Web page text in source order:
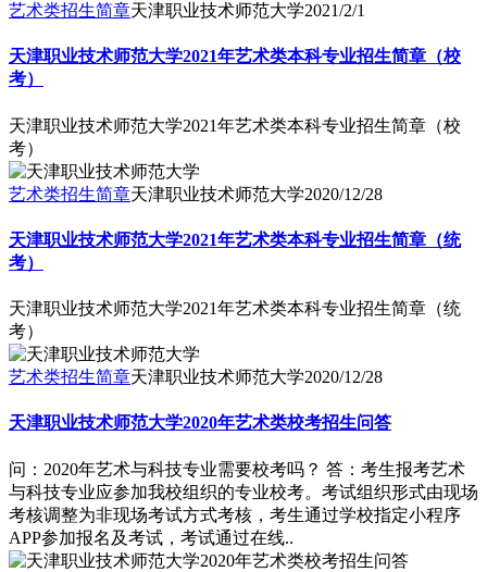
艺术类招生简章天津职业技术师范大学2021/2/1
天津职业技术师范大学2021年艺术类本科专业招生简章（校
考）
天津职业技术师范大学2021年艺术类本科专业招生简章（校
考）
艺术类招生简章天津职业技术师范大学2020/12/28
天津职业技术师范大学2021年艺术类本科专业招生简章（统
考）
天津职业技术师范大学2021年艺术类本科专业招生简章（统
考）
艺术类招生简章天津职业技术师范大学2020/12/28
天津职业技术师范大学2020年艺术类校考招生问答
问：2020年艺术与科技专业需要校考吗？ 答：考生报考艺术
与科技专业应参加我校组织的专业校考。考试组织形式由现场
考核调整为非现场考试方式考核，考生通过学校指定小程序
APP参加报名及考试，考试通过在线..